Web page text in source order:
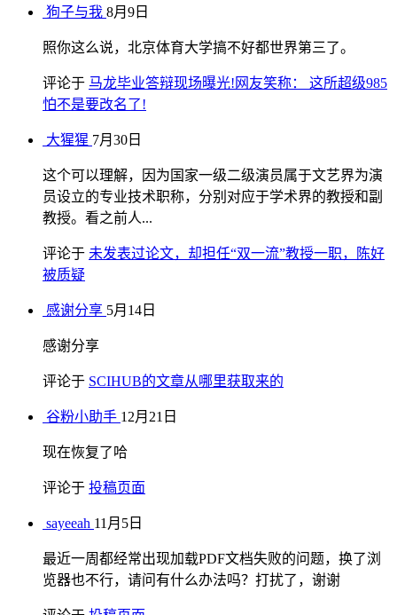
狗子与我 8月9日
照你这么说，北京体育大学搞不好都世界第三了。
评论于 马龙毕业答辩现场曝光!网友笑称： 这所超级985
怕不是要改名了!
大猩猩 7月30日
这个可以理解，因为国家一级二级演员属于文艺界为演
员设立的专业技术职称，分别对应于学术界的教授和副
教授。看之前人...
评论于 未发表过论文，却担任“双一流”教授一职，陈好
被质疑
感谢分享 5月14日
感谢分享
评论于 SCIHUB的文章从哪里获取来的
谷粉小助手 12月21日
现在恢复了哈
评论于 投稿页面
sayeeah 11月5日
最近一周都经常出现加载PDF文档失败的问题，换了浏
览器也不行，请问有什么办法吗？打扰了，谢谢